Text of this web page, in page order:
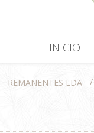
INICIO
REMANENTES LDA /